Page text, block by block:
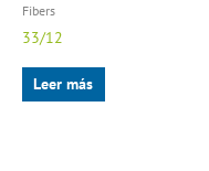
Fibers
33/12
Leer más